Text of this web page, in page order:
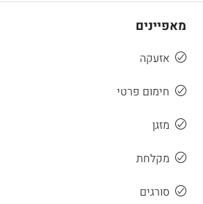
מאפיינים
אזעקה
חימום פרטי
מזגן
מקלחת
סורגים